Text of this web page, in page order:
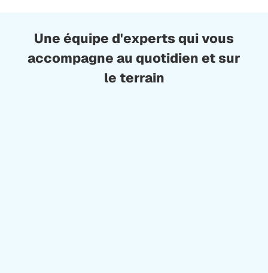
Une équipe d'experts qui vous
accompagne au quotidien et sur
le terrain